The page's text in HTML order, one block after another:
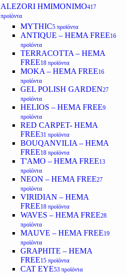
ALEZORI ΗΜΙΜΟΝΙΜΟ417
προϊόντα
MYTHIC5 προϊόντα
ANTIQUE – HEMA FREE16
προϊόντα
TERRACOTTA – HEMA
FREE18 προϊόντα
MOKA – HEMA FREE16
προϊόντα
GEL POLISH GARDEN27
προϊόντα
HELIOS – HEMA FREE9
προϊόντα
RED CARPET- HEMA
FREE31 προϊόντα
BOUQANVILIA – HEMA
FREE18 προϊόντα
T'AMO – HEMA FREE13
προϊόντα
NEON – HEMA FREE27
προϊόντα
VIRIDIAN – HEMA
FREE18 προϊόντα
WAVES – HEMA FREE28
προϊόντα
MAUVE – HEMA FREE19
προϊόντα
GRAPHITE – HEMA
FREE15 προϊόντα
CAT EYE53 προϊόντα